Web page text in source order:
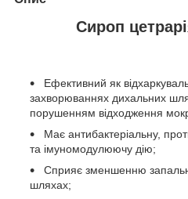
Сироп
Ефективний як
захворюваннях дихальних
порушенням відходження
Має антибактеріальну,
та імуномодулюючу дію;
Сприяє зменшенню
шляхах;